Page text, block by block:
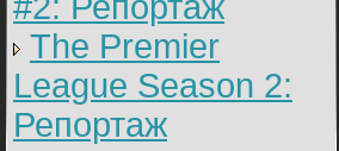
The Premier
League Season 2:
Репортаж